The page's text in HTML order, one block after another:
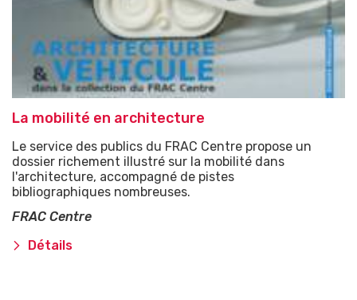
La mobilité en architecture
Le service des publics du FRAC Centre propose un
dossier richement illustré sur la mobilité dans
l'architecture, accompagné de pistes
bibliographiques nombreuses.
FRAC Centre
Détails